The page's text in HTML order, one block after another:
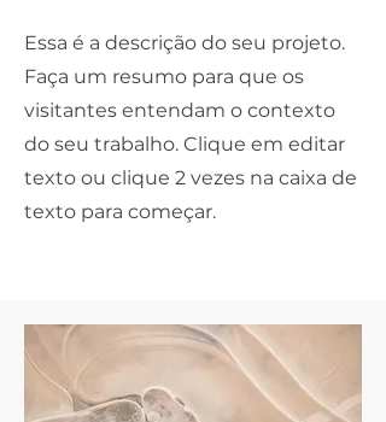
Essa é a descrição do seu projeto.
Faça um resumo para que os
visitantes entendam o contexto
do seu trabalho. Clique em editar
texto ou clique 2 vezes na caixa de
texto para começar.